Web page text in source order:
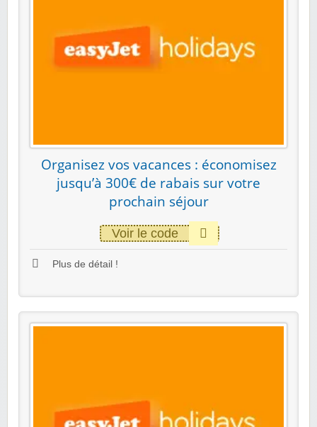
Organisez vos vacances : économisez
jusqu’à 300€ de rabais sur votre
prochain séjour
Voir le code
Plus de détail !